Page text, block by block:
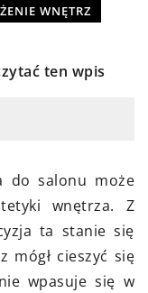
WNĘTRZ
ten wpis
do salonu może
wnętrza. Z
ta stanie się
mógł cieszyć się
wpasuje się w